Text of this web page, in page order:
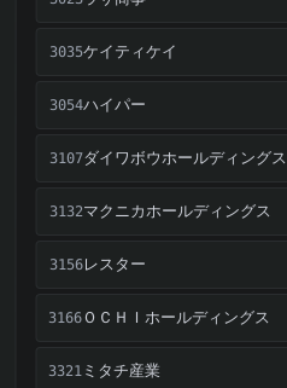
3035ケイティケイ
3054ハイパー
3107ダイワボウホールディングス
3132マクニカホールディングス
3156レスター
3166ＯＣＨＩホールディングス
3321 ミタチ産業